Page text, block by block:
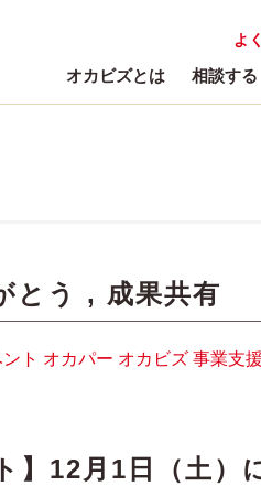
よ
オカビズとは 相談する
とう , 成果共有
ト オカパー オカビズ 事業支援
】12月1日（土）